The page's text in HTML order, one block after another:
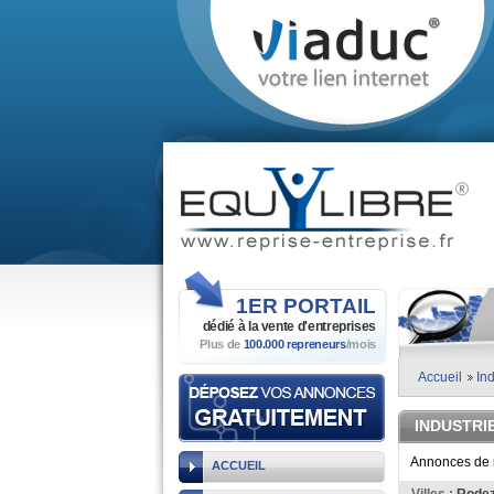
1ER PORTAIL
dédié à la vente d'entreprises
Plus de 100.000 repreneurs/mois
ACCUEIL
Accueil
Annonces de